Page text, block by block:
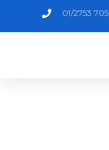
01/2753 705